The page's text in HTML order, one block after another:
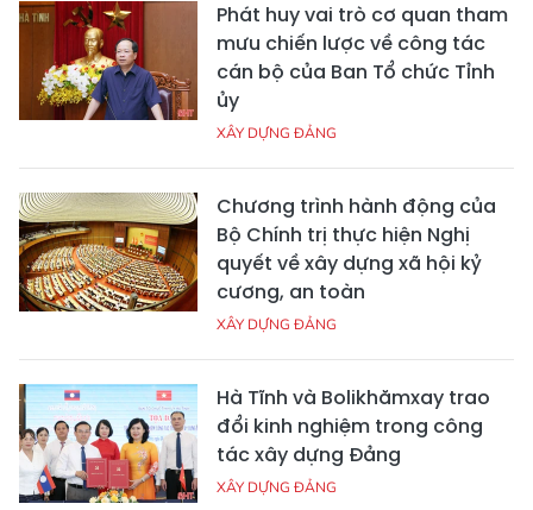
Phát huy vai trò cơ quan tham
mưu chiến lược về công tác
cán bộ của Ban Tổ chức Tỉnh
ủy
XÂY DỰNG ĐẢNG
Chương trình hành động của
Bộ Chính trị thực hiện Nghị
quyết về xây dựng xã hội kỷ
cương, an toàn
XÂY DỰNG ĐẢNG
Hà Tĩnh và Bolikhămxay trao
đổi kinh nghiệm trong công
tác xây dựng Đảng
XÂY DỰNG ĐẢNG